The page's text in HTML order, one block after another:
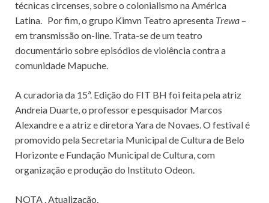
técnicas circenses, sobre o colonialismo na América
Latina. Por fim, o grupo Kimvn Teatro apresenta Trewa –
em transmissão on-line. Trata-se de um teatro
documentário sobre episódios de violência contra a
comunidade Mapuche.
A curadoria da 15ª. Edição do FIT BH foi feita pela atriz
Andreia Duarte, o professor e pesquisador Marcos
Alexandre e a atriz e diretora Yara de Novaes. O festival é
promovido pela Secretaria Municipal de Cultura de Belo
Horizonte e Fundação Municipal de Cultura, com
organização e produção do Instituto Odeon.
NOTA . Atualização.